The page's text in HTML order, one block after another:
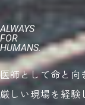
ALWAYS
FOR
HUMANS.
医師として命と向
厳しい現場を経験